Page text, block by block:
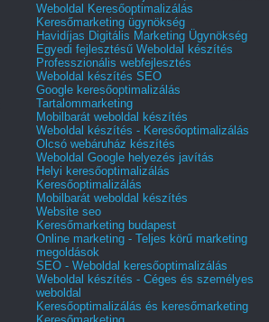
Weboldal Keresőoptimalizálás
Keresőmarketing ügynökség
Havidíjas Digitális Marketing Ügynökség
Egyedi fejlesztésű Weboldal készítés
Professzionális webfejlesztés
Weboldal készítés SEO
Google keresőoptimalizálás
Tartalommarketing
Mobilbarát weboldal készítés
Weboldal készítés - Keresőoptimalizálás
Olcsó webáruház készítés
Weboldal Google helyezés javítás
Helyi keresőoptimalizálás
Keresőoptimalizálás
Mobilbarát weboldal készítés
Website seo
Keresőmarketing budapest
Online marketing - Teljes körű marketing
megoldások
SEO - Weboldal keresőoptimalizálás
Weboldal készítés - Céges és személyes
weboldal
Keresőoptimalizálás és keresőmarketing
Keresőmarketing